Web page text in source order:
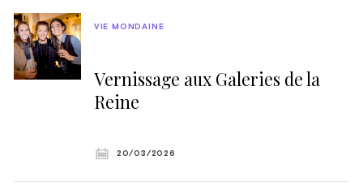
Vernissage aux Galeries de la
Reine
VIE MONDAINE
20/03/2026